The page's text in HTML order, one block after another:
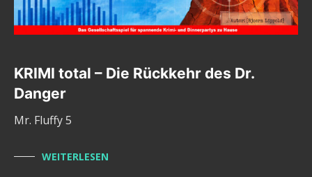
KRIMI total – Die Rückkehr des Dr.
Danger
Mr. Fluffy 5
WEITERLESEN